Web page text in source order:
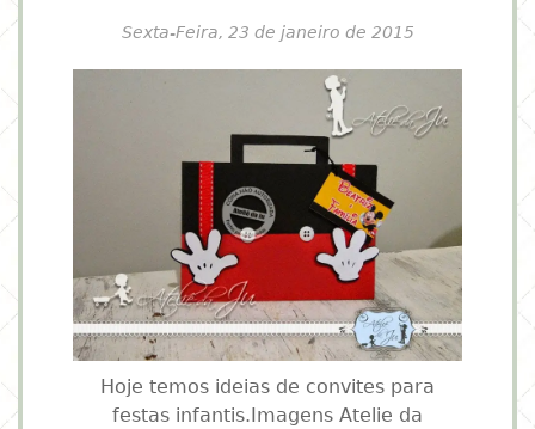
Sexta-Feira, 23 de janeiro de 2015
Hoje temos ideias de convites para
festas infantis.Imagens Atelie da